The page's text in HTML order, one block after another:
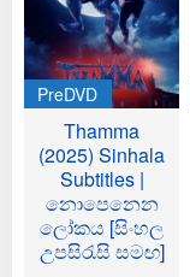
PreDVD
Thamma
(2025) Sinhala
Subtitles |
නොපෙනෙන
ලෝකය [සිංහල
උපසිරැසි සමඟ]